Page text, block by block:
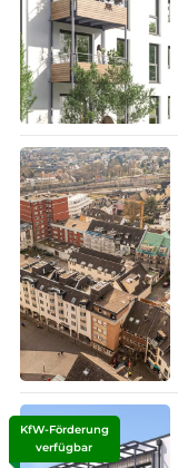
KfW-Förderung
verfügbar